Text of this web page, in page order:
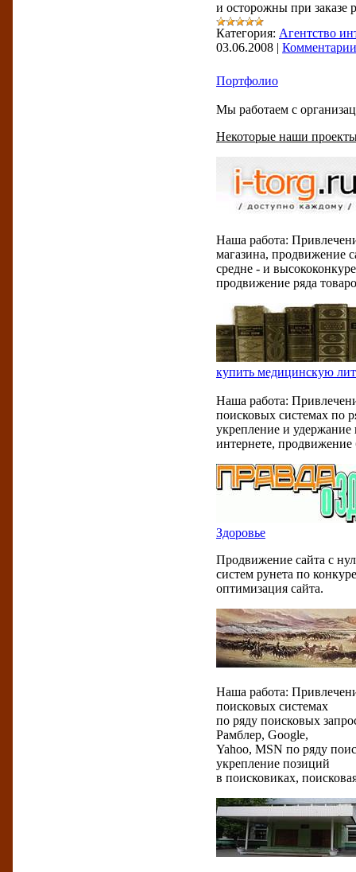
и осторожны при заказе
Категория: Агентство
03.06.2008 |
Портфолио
Мы работаем с
Некоторые наши
Наша работа:
магазина, продвижение
средне - и
продвижение ряда
купить медицинскую
Наша работа:
поисковых системах по
укрепление и удержание
интернете, продвижение
Здоровье
Продвижение сайта с
систем рунета по
оптимизация сайта.
Наша работа:
поисковых системах
по ряду поисковых
Рамблер, Google,
Yahoo, MSN по ряду
укрепление позиций
в поисковиках,